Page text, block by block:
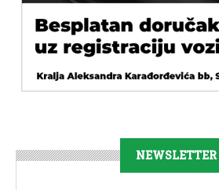
NEWSLETTER